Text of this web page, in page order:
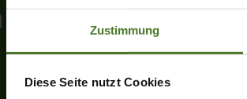
Zustimmung
Diese Seite nutzt Cookies
Forage